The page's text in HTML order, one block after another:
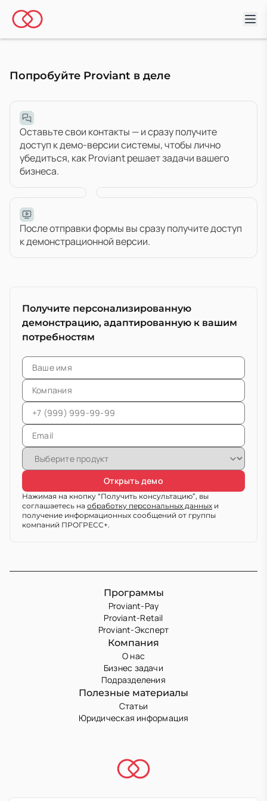
Попробуйте Proviant в деле
Оставьте свои контакты — и сразу получите
доступ к демо-версии системы, чтобы лично
убедиться, как Proviant решает задачи вашего
бизнеса.
После отправки формы вы сразу получите доступ
к демонстрационной версии.
Получите персонализированную
демонстрацию, адаптированную к вашим
потребностям
Открыть демо
Нажимая на кнопку “Получить консультацию”, вы
соглашаетесь на обработку персональных данных и
получение информационных сообщений от группы
компаний ПРОГРЕСС+.
Программы
Proviant-Pay
Proviant-Retail
Proviant-Эксперт
Компания
О нас
Бизнес задачи
Подразделения
Полезные материалы
Статьи
Юридическая информация